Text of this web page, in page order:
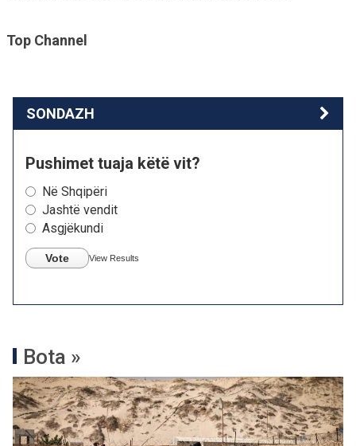
Top Channel
SONDAZH
Pushimet tuaja këtë vit?
Në Shqipëri
Jashtë vendit
Asgjëkundi
Vote View Results
Bota »